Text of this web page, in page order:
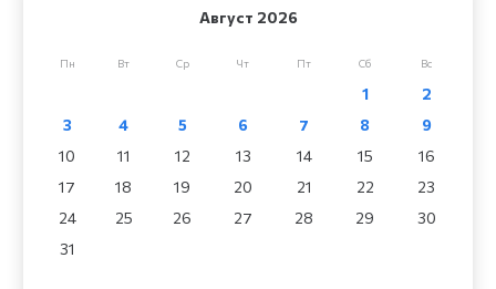
Август 2026
Пн Вт Ср Чт Пт Сб Вс
1
2
3
4 5 6 7 8
9
10
11 12 13 14 15
16
17
18 19 20 21 22
23
24
25 26 27 28 29
30
31